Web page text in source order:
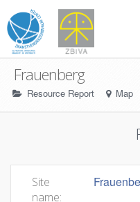
Frauenberg
Resource Report Map
Site
name: